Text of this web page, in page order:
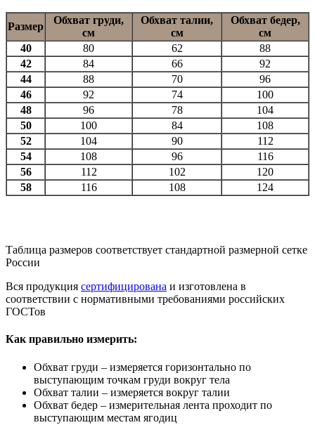
Размер
Обхват груди,
см
Обхват талии,
см
Обхват бедер,
см
40
80 62
88
42
84 66
92
44
88 70
96
46
92 74
100
48
96 78
104
50
100 84
108
52
104 90
112
54
108 96
116
56
112 102
120
58
116 108 124
Таблица размеров соответствует стандартной размерной сетке
России
Вся продукция сертифицирована и изготовлена в
соответствии с нормативными требованиями российских
ГОСТов
Как правильно измерить:
Обхват груди – измеряется горизонтально по
выступающим точкам груди вокруг тела
Обхват талии – измеряется вокруг талии
Обхват бедер – измерительная лента проходит по
выступающим местам ягодиц